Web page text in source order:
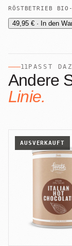
RÖSTBETRIEB
49,95 € · In den
11 PASST
Andere
Linie.
AUSVERKAUFT